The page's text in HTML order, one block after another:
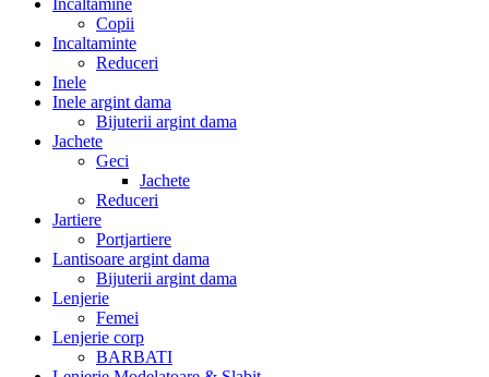
Incaltamine
Copii
Incaltaminte
Reduceri
Inele
Inele argint dama
Bijuterii argint dama
Jachete
Geci
Jachete
Reduceri
Jartiere
Portjartiere
Lantisoare argint dama
Bijuterii argint dama
Lenjerie
Femei
Lenjerie corp
BARBATI